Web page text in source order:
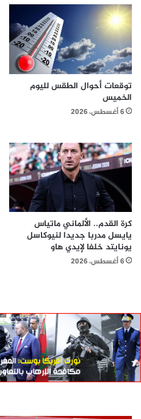
توقعات أحوال الطقس لليوم
الخميس
6 أغسطس، 2026
كرة القدم.. الألماني ماتياس
يايسل مدربا جديدا لنيوكاسل
يونايتد خلفا لإيدي هاو
6 أغسطس، 2026